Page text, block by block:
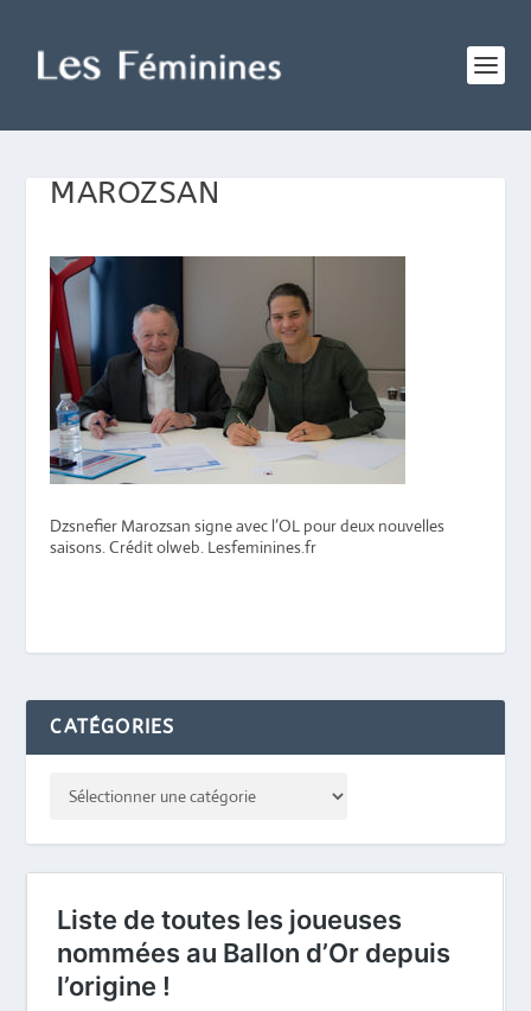
MAROZSAN
Dzsnefier Marozsan signe avec l’OL pour deux nouvelles
saisons. Crédit olweb. Lesfeminines.fr
CATÉGORIES